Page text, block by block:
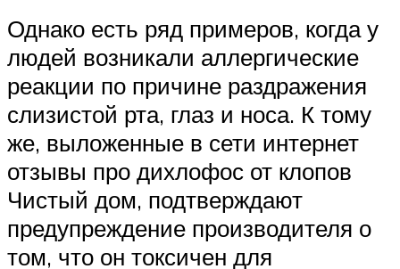
Однако есть ряд примеров, когда у
людей возникали аллергические
реакции по причине раздражения
слизистой рта, глаз и носа. К тому
же, выложенные в сети интернет
отзывы про дихлофос от клопов
Чистый дом, подтверждают
предупреждение производителя о
том, что он токсичен для